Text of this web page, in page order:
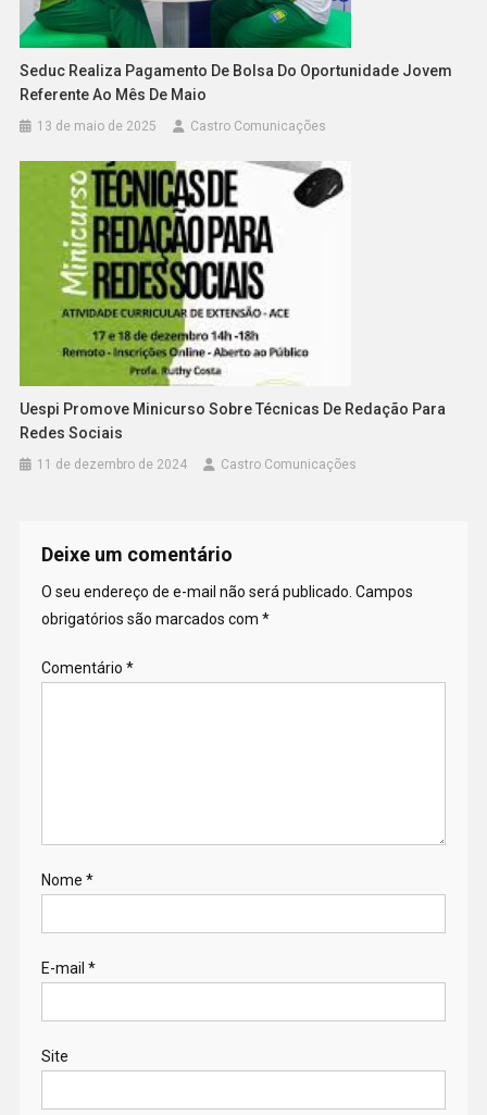
Seduc Realiza Pagamento De Bolsa Do Oportunidade Jovem
Referente Ao Mês De Maio
13 de maio de 2025 Castro Comunicações
Uespi Promove Minicurso Sobre Técnicas De Redação Para
Redes Sociais
11 de dezembro de 2024 Castro Comunicações
Deixe um comentário
O seu endereço de e-mail não será publicado. Campos
obrigatórios são marcados com *
Comentário *
Nome *
E-mail *
Site